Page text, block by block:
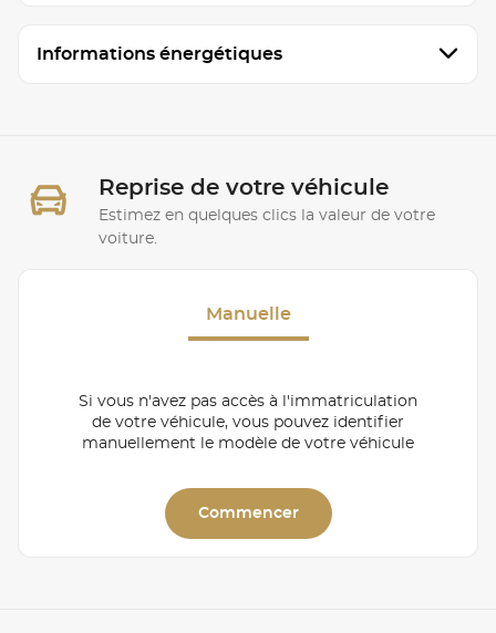
Informations énergétiques
Reprise de votre véhicule
Estimez en quelques clics la valeur de votre
voiture.
Manuelle
Si vous n'avez pas accès à l'immatriculation
de votre véhicule, vous pouvez identifier
manuellement le modèle de votre véhicule
Commencer